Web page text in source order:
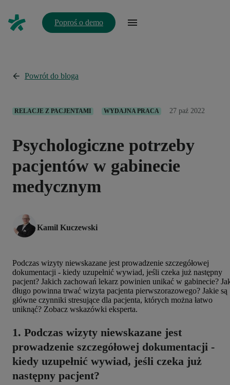
Poproś o demo
Powrót do bloga
RELACJE Z PACJENTAMI WYDAJNA PRACA 27 paź 2022
Psychologiczne potrzeby
pacjentów w gabinecie
medycznym
Kamil Kuczewski
Podczas wizyty niewskazane jest prowadzenie szczegółowej
dokumentacji - kiedy uzupełnić wywiad, jeśli czeka już następny
pacjent? Jakich zachowań lekarz powinien unikać w gabinecie?
długo powinna trwać wizyta pacjenta pierwszorazowego? Jakie są
główne czynniki stresujące dla pacjenta, których można łatwo
uniknąć? Zobacz wskazówki eksperta.
1. Podczas wizyty niewskazane jest
prowadzenie szczegółowej dokumentacji -
kiedy uzupełnić wywiad, jeśli czeka już
następny pacjent?